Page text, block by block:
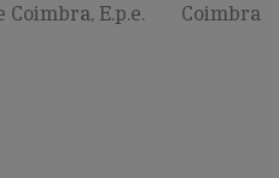
Coimbra, E.p.e. Coimbra